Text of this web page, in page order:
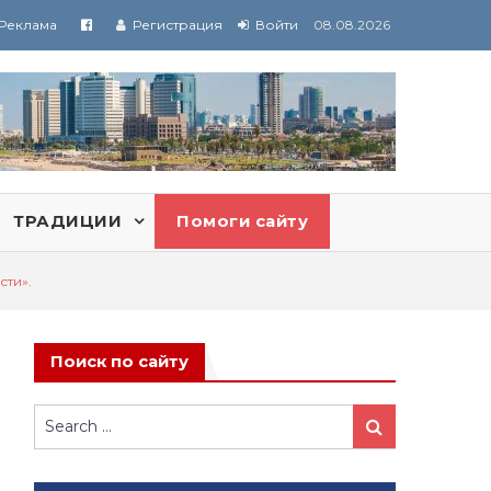
Регистрация Войти 08.08.2026
ТРАДИЦИИ Помоги сайту
Поиск по сайту
Search
for:
Search